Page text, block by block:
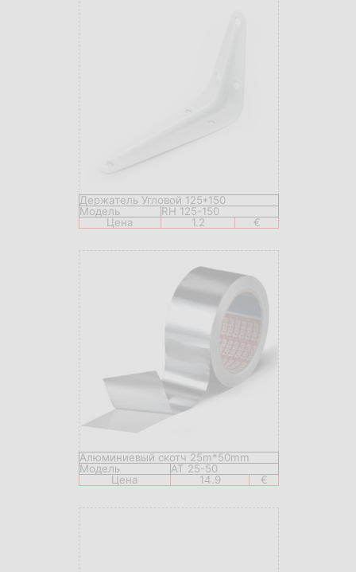
Держатель Угловой 125*150
Модель
RH 125-150
Цена
1.2 €
Алюминиевый скотч 25m*50mm
Модель
AT 25-50
Цена
14.9 €